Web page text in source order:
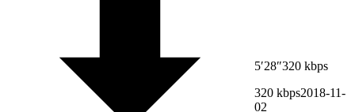
5′28″320 kbps
320 kbps2018-11-
02